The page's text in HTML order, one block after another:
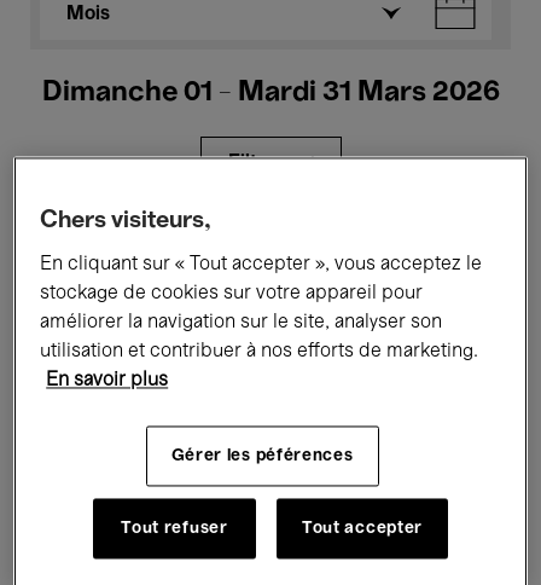
Mois
Dimanche 01 - Mardi 31 Mars 2026
Filtres
Expositions Films Performances
Rencontres & Débats Jazz
Musique électronique
Pour tous Kids’ Palace
Chers visiteurs,
En cliquant sur « Tout accepter », vous acceptez le
stockage de cookies sur votre appareil pour
améliorer la navigation sur le site, analyser son
utilisation et contribuer à nos efforts de marketing.
En savoir plus
Gérer les péférences
Tout refuser Tout accepter